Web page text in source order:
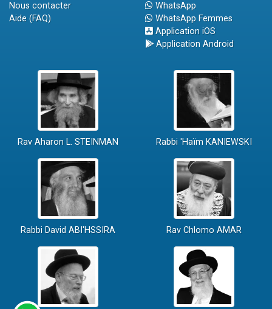
Nous contacter
Aide (FAQ)
WhatsApp
WhatsApp Femmes
Application iOS
Application Android
Rav Aharon L. STEINMAN Rabbi 'Haïm KANIEWSKI
Rabbi David ABI'HSSIRA Rav Chlomo AMAR